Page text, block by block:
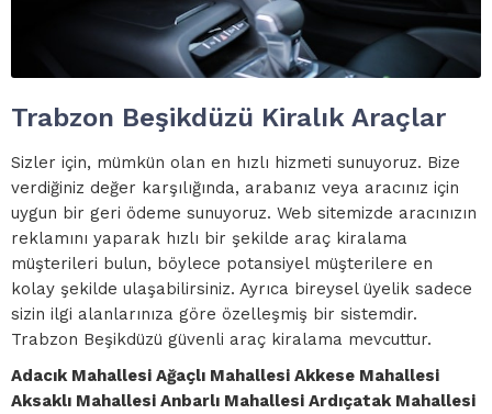
Trabzon Beşikdüzü Kiralık Araçlar
Sizler için, mümkün olan en hızlı hizmeti sunuyoruz. Bize
verdiğiniz değer karşılığında, arabanız veya aracınız için
uygun bir geri ödeme sunuyoruz. Web sitemizde aracınızın
reklamını yaparak hızlı bir şekilde araç kiralama
müşterileri bulun, böylece potansiyel müşterilere en
kolay şekilde ulaşabilirsiniz. Ayrıca bireysel üyelik sadece
sizin ilgi alanlarınıza göre özelleşmiş bir sistemdir.
Trabzon Beşikdüzü güvenli araç kiralama mevcuttur.
Adacık Mahallesi Ağaçlı Mahallesi Akkese Mahallesi
Aksaklı Mahallesi Anbarlı Mahallesi Ardıçatak Mahallesi